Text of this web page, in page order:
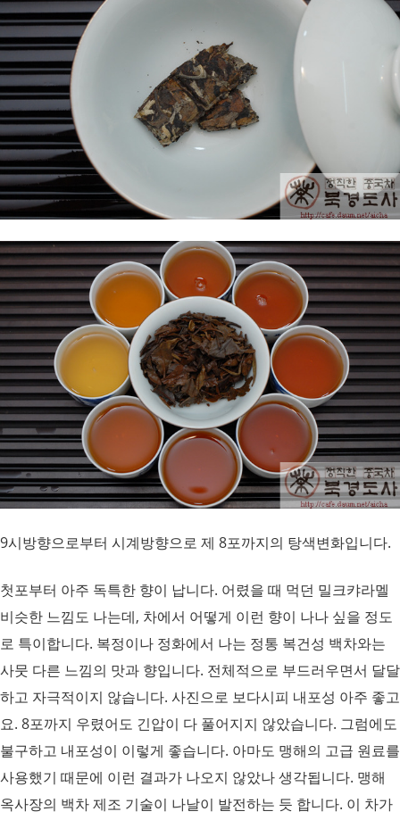
9시방향으로부터 시계방향으로 제 8포까지의 탕색변화입니다.
첫포부터 아주 독특한 향이 납니다. 어렸을 때 먹던 밀크캬라멜
비슷한 느낌도 나는데, 차에서 어떻게 이런 향이 나나 싶을 정도
로 특이합니다. 복정이나 정화에서 나는 정통 복건성 백차와는
사뭇 다른 느낌의 맛과 향입니다. 전체적으로 부드러우면서 달달
하고 자극적이지 않습니다. 사진으로 보다시피 내포성 아주 좋고
요. 8포까지 우렸어도 긴압이 다 풀어지지 않았습니다. 그럼에도
불구하고 내포성이 이렇게 좋습니다. 아마도 맹해의 고급 원료를
사용했기 때문에 이런 결과가 나오지 않았나 생각됩니다. 맹해
옥사장의 백차 제조 기술이 나날이 발전하는 듯 합니다. 이 차가